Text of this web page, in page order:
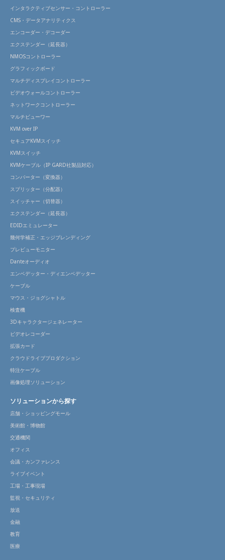
インタラクティブセンサー・コントローラー
CMS・データアナリティクス
エンコーダー・デコーダー
エクステンダー（延長器）
NMOSコントローラー
グラフィックボード
マルチディスプレイコントローラー
ビデオウォールコントローラー
ネットワークコントローラー
マルチビューワー
KVM over IP
セキュアKVMスイッチ
KVMスイッチ
KVMケーブル（IP GARD社製品対応）
コンバーター（変換器）
スプリッター（分配器）
スイッチャー（切替器）
エクステンダー（延長器）
EDIDエミュレーター
幾何学補正・エッジブレンディング
プレビューモニター
Danteオーディオ
エンベデッター・ディエンベデッター
ケーブル
マウス・ジョグシャトル
検査機
3Dキャラクタージェネレーター
ビデオレコーダー
拡張カード
クラウドライブプロダクション
特注ケーブル
画像処理ソリューション
ソリューションから探す
店舗・ショッピングモール
美術館・博物館
交通機関
オフィス
会議・カンファレンス
ライブイベント
工場・工事現場
監視・セキュリティ
放送
金融
教育
医療